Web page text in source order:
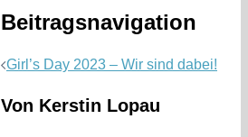
Beitragsnavigation
Girl’s Day 2023 – Wir sind dabei!
Von Kerstin Lopau